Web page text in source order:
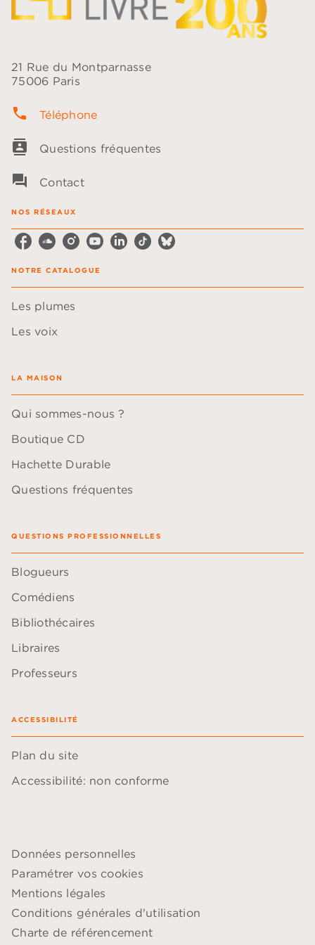
21 Rue du Montparnasse
75006 Paris
phone Téléphone
contacts Questions fréquentes
question_answer Contact
NOS RÉSEAUX
NOTRE CATALOGUE
Les plumes
Les voix
LA MAISON
Qui sommes-nous ?
Boutique CD
Hachette Durable
Questions fréquentes
QUESTIONS PROFESSIONNELLES
Blogueurs
Comédiens
Bibliothécaires
Libraires
Professeurs
ACCESSIBILITÉ
Plan du site
Accessibilité: non conforme
Données personnelles
Paramétrer vos cookies
Mentions légales
Conditions générales d'utilisation
Charte de référencement